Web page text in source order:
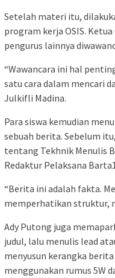
Setelah materi itu,
program kerja OSIS. Ketua
pengurus lainnya
“Wawancara ini hal
satu cara dalam mencari
Julkifli Madina.
Para siswa kemudian
sebuah berita. Sebelum
tentang Tekhnik Menulis
Redaktur Pelaksana
“Berita ini adalah fakta.
memperhatikan struktur,
Ady Putong juga
judul, lalu menulis lead
menyusun kerangka
menggunakan rumus 5W